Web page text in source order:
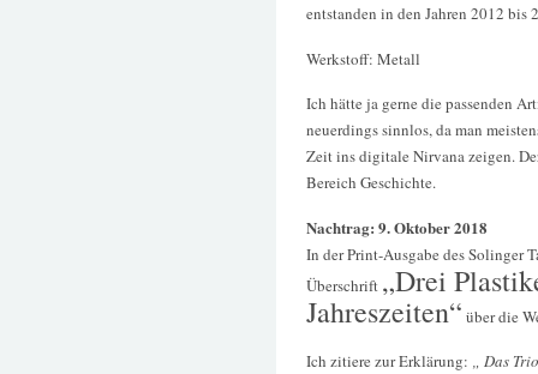
entstanden in den Jahren 2012 bis
Werkstoff: Metall
Ich hätte ja gerne die passenden
neuerdings sinnlos, da man
Zeit ins digitale Nirvana zeigen.
Bereich Geschichte.
Nachtrag: 9. Oktober 2018
In der Print-Ausgabe des Solinger
Überschrift „Drei
Jahreszeiten“ über die
Ich zitiere zur Erklärung: „ Das